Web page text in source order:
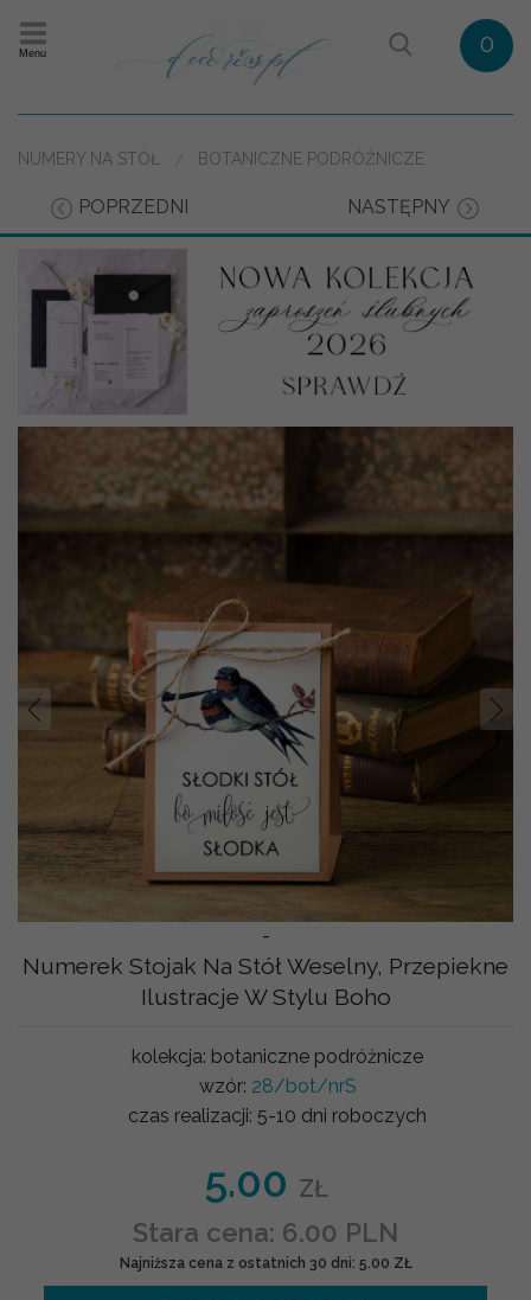
Menu 0
NUMERY NA STÓŁ BOTANICZNE PODRÓŻNICZE
POPRZEDNI NASTĘPNY
-
Prev
Numerek Stojak Na Stół Weselny, Przepiekne
Ilustracje W Stylu Boho
kolekcja: botaniczne podróżnicze
wzór: 28/bot/nrS
czas realizacji: 5-10 dni roboczych
5.00 ZŁ
Stara cena: 6.00 PLN
Najniższa cena z ostatnich 30 dni: 5.00 ZŁ